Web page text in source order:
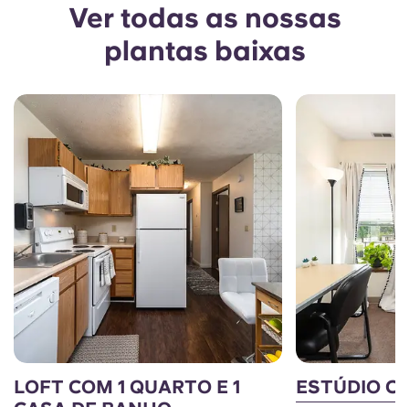
Ver todas as nossas
plantas baixas
LOFT COM 1 QUARTO E 1
ESTÚDIO